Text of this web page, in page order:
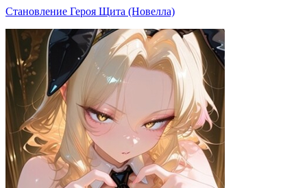
Становление Героя Щита (Новелла)